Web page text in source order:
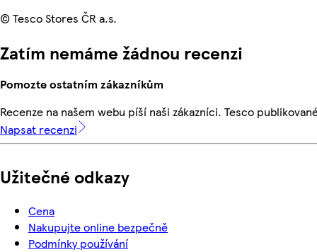
© Tesco Stores ČR a.s.
Zatím nemáme žádnou recenzi
Pomozte ostatním zákazníkům
Recenze na našem webu píší naši zákazníci. Tesco
Napsat recenzi
Užitečné odkazy
Cena
Nakupujte online bezpečně
Podmínky používání